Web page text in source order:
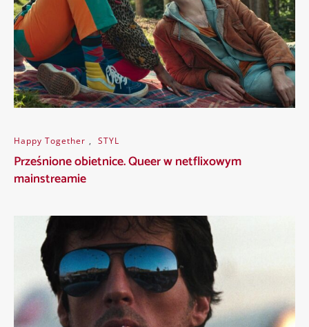
Happy Together , STYL
Prześnione obietnice. Queer w netflixowym
mainstreamie